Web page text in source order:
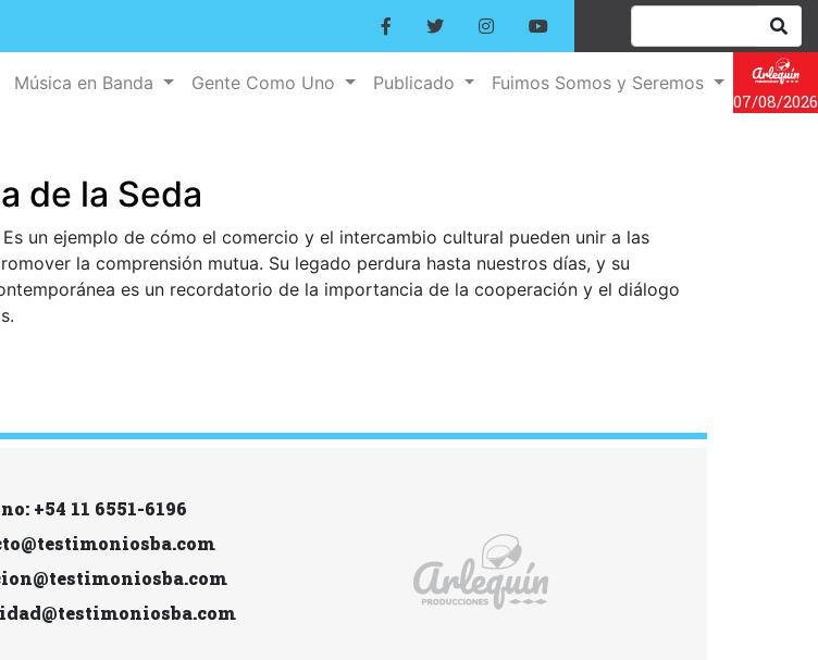
Música en Banda Gente Como Uno Publicado
Fuimos Somos y Seremos
07/08/2026
de la Seda
Es un ejemplo de cómo el comercio y el intercambio cultural pueden unir a las
la comprensión mutua. Su legado perdura hasta nuestros días, y su
es un recordatorio de la importancia de la cooperación y el diálogo
+54 11 6551-6196